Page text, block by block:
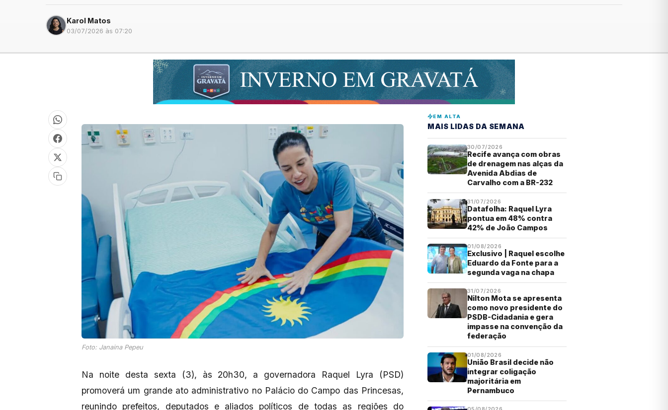
Karol Matos
03/07/2026 às 07:20
Foto: Janaina Pepeu
Na noite desta sexta (3), às 20h30, a governadora Raquel Lyra (PSD)
promoverá um grande ato administrativo no Palácio do Campo das Princesas,
reunindo prefeitos, deputados e aliados políticos de todas as regiões do
EM ALTA
MAIS LIDAS DA SEMANA
30/07/2026
Recife avança com obras
de drenagem nas alças da
Avenida Abdias de
Carvalho com a BR-232
31/07/2026
Datafolha: Raquel Lyra
pontua em 48% contra
42% de João Campos
01/08/2026
Exclusivo | Raquel escolhe
Eduardo da Fonte para a
segunda vaga na chapa
31/07/2026
Nilton Mota se apresenta
como novo presidente do
PSDB-Cidadania e gera
impasse na convenção da
federação
01/08/2026
União Brasil decide não
integrar coligação
majoritária em
Pernambuco